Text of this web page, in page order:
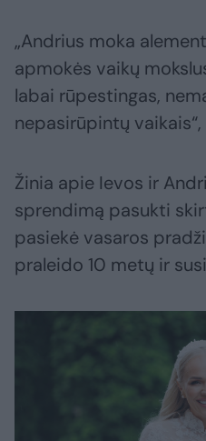
„Andrius moka
apmokės vaikų
labai rūpestingas,
nepasirūpintų
Žinia apie Ievos ir
sprendimą pasukti
pasiekė vasaros
praleido 10 metų ir